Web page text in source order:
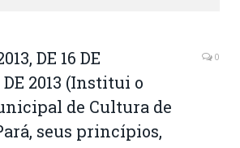
DE 16 DE
DE 2013 (Institui o
de Cultura de
seus princípios,
0